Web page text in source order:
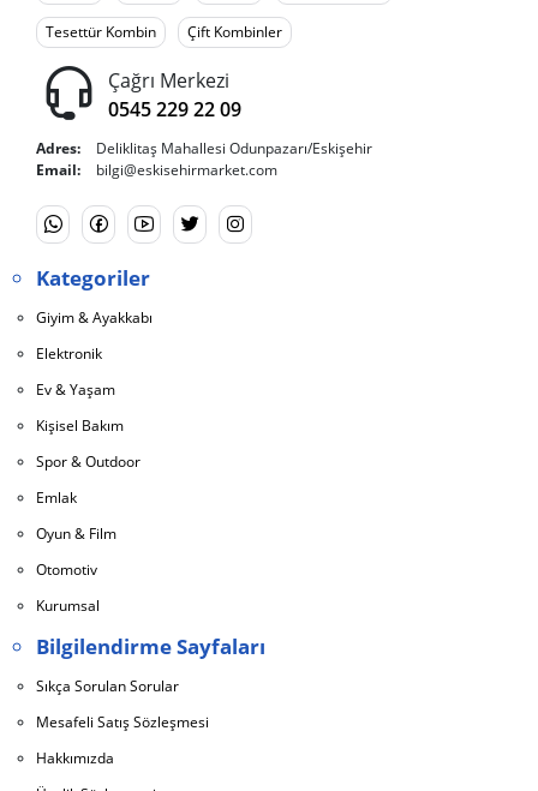
Tesettür Kombin Çift Kombinler
Çağrı Merkezi
0545 229 22 09
Adres:
Deliklitaş Mahallesi Odunpazarı/Eskişehir
Email:
bilgi@eskisehirmarket.com
Kategoriler
Giyim & Ayakkabı
Elektronik
Ev & Yaşam
Kişisel Bakım
Spor & Outdoor
Emlak
Oyun & Film
Otomotiv
Kurumsal
Bilgilendirme Sayfaları
Sıkça Sorulan Sorular
Mesafeli Satış Sözleşmesi
Hakkımızda